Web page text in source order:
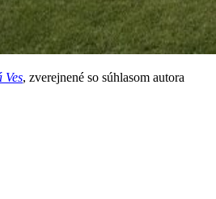
Ves, zverejnené so súhlasom autora